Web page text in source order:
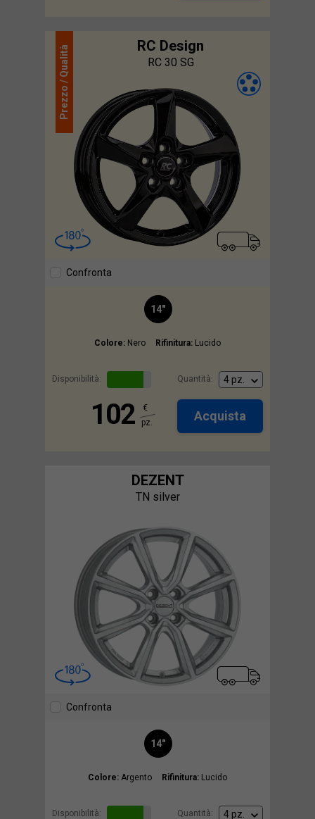
RC Design
RC 30 SG
Prezzo /
Qualità
Confronta
14"
Colore: Nero Rifinitura: Lucido
Disponibilità: Quantità:
102
€
pz.
Acquista
DEZENT
TN silver
Confronta
14"
Colore: Argento Rifinitura: Lucido
Disponibilità: Quantità: